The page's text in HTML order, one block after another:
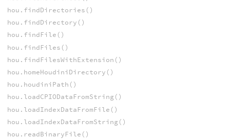
hou.findDirectories()
hou.findDirectory()
hou.findFile()
hou.findFiles()
hou.findFilesWithExtension()
hou.homeHoudiniDirectory()
hou.houdiniPath()
hou.loadCPIODataFromString()
hou.loadIndexDataFromFile()
hou.loadIndexDataFromString()
hou.readBinaryFile()